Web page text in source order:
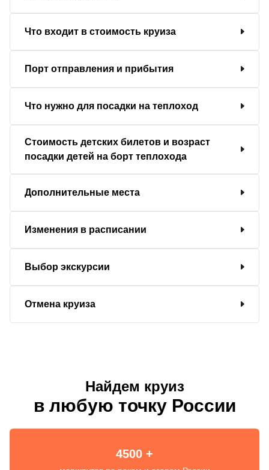
Что входит в стоимость круиза
Порт отправления и прибытия
Что нужно для посадки на теплоход
Стоимость детских билетов и возраст
посадки детей на борт теплохода
Дополнительные места
Изменения в расписании
Выбор экскурсии
Отмена круиза
Найдем круиз
в любую точку России
4500 +